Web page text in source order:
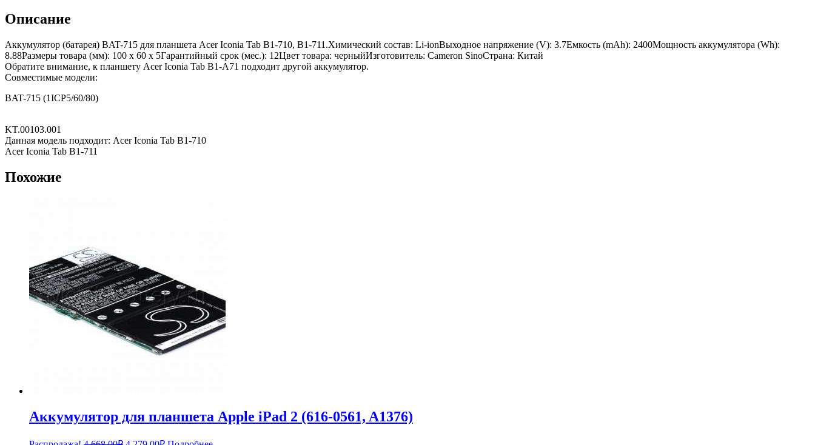
Описание
Аккумулятор (батарея) BAT-715 для планшета Acer Iconia Tab B1-710, B1-711.Химический состав: Li-ionВыходное напряжение (V): 3.7Емкость (mAh): 2400Мощность аккумулятора (Wh):
8.88Размеры товара (мм): 100 x 60 x 5Гарантийный срок (мес.): 12Цвет товара: черныйИзготовитель: Cameron SinoСтрана: Китай
Обратите внимание, к планшету Acer Iconia Tab B1-A71 подходит другой аккумулятор.
Совместимые модели:
BAT-715 (1ICP5/60/80)
KT.00103.001
Данная модель подходит: Acer Iconia Tab B1-710
Acer Iconia Tab B1-711
Похожие
Аккумулятор для планшета Apple iPad 2 (616-0561, A1376)
Первоначальная
Текущая